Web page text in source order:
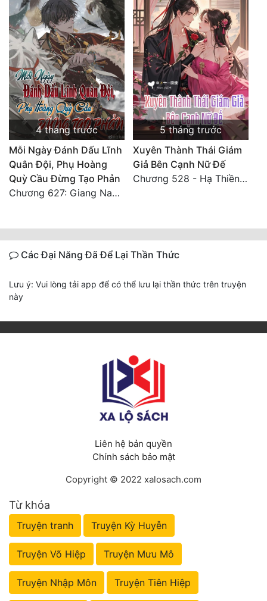
4 tháng trước
Mỗi Ngày Đánh Dấu Lĩnh
Quân Đội, Phụ Hoàng
Quỳ Cầu Đừng Tạo Phản
Chương 627: Giang Nam sáu châu càn khôn định
5 tháng trước
Xuyên Thành Thái Giám
Giả Bên Cạnh Nữ Đế
Chương 528 - Hạ Thiền thiên 1
Các Đại Năng Đã Để Lại Thần Thức
Lưu ý: Vui lòng tải app để có thể lưu lại thần thức trên truyện
này
Liên hệ bản quyền
Chính sách bảo mật
Copyright © 2022 xalosach.com
Từ khóa
Truyện tranh Truyện Kỳ Huyễn
Truyện Võ Hiệp Truyện Mưu Mô
Truyện Nhập Môn Truyện Tiên Hiệp